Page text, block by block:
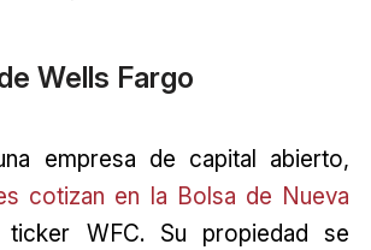
Wells Fargo
empresa de capital abierto,
cotizan en la Bolsa de Nueva
WFC. Su propiedad se